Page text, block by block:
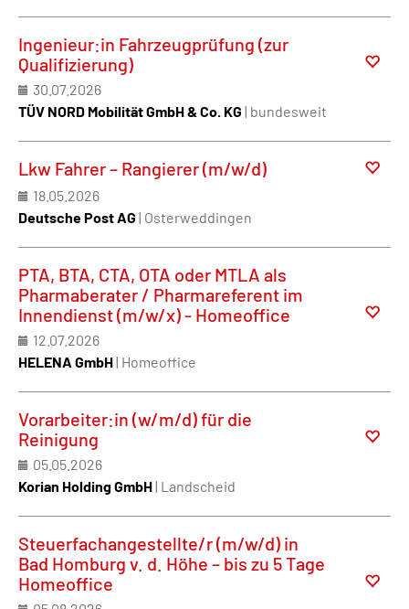
Ingenieur:in Fahrzeugprüfung (zur
Qualifizierung)
30.07.2026
TÜV NORD Mobilität GmbH & Co. KG | bundesweit
Lkw Fahrer – Rangierer (m/w/d)
18.05.2026
Deutsche Post AG | Osterweddingen
PTA, BTA, CTA, OTA oder MTLA als
Pharmaberater / Pharmareferent im
Innendienst (m/w/x) - Homeoffice
12.07.2026
HELENA GmbH| Homeoffice
Vorarbeiter:in (w/m/d) für die
Reinigung
05.05.2026
Korian Holding GmbH| Landscheid
Steuerfachangestellte/r (m/w/d) in
Bad Homburg v. d. Höhe – bis zu 5 Tage
Homeoffice